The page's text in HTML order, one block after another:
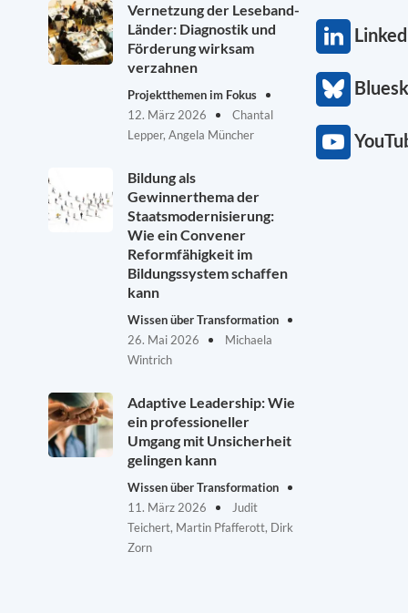
Vernetzung der Leseband-
Länder: Diagnostik und
Förderung wirksam
verzahnen
Projektthemen im Fokus
12. März 2026
Chantal
Lepper, Angela Müncher
Bildung als
Gewinnerthema der
Staatsmodernisierung:
Wie ein Convener
Reformfähigkeit im
Bildungssystem schaffen
kann
Wissen über Transformation
26. Mai 2026
Michaela
Wintrich
Adaptive Leadership: Wie
ein professioneller
Umgang mit Unsicherheit
gelingen kann
Wissen über Transformation
11. März 2026
Judit
Teichert, Martin Pfafferott, Dirk
Zorn